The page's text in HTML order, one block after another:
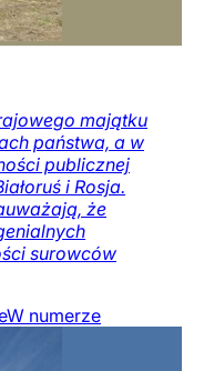
majątku
państwa, a w
publicznej
i Rosja.
że
surowców
W numerze